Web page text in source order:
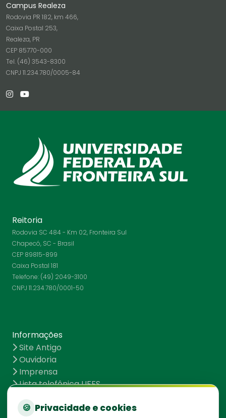
Campus Realeza
Rodovia PR 182, km 466,
Caixa Postal 253,
Realeza, PR
CEP 85770-000
Tel. (46) 3543-8300
CNPJ 11.234.780/0005-84
Reitoria
Rodovia SC 484 - Km 02, Fronteira Sul
Chapecó, SC - Brasil
CEP 89815-899
Caixa Postal 181
Telefone: (49) 2049-3100
CNPJ 11.234.780/0001-50
Informações
Site Antigo
Ouvidoria
Imprensa
Lista telefônica UFFS
UFFS contra o Aedes
🍪 Privacidade e cookies